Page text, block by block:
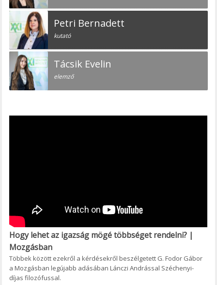
Petri Bernadett
kutató
Tácsik Evelin
elemző
Hogy lehet az igazság mögé többséget rendelni? |
Mozgásban
Többek között ezekről a kérdésekről beszélgetett G. Fodor Gábor
a Mozgásban legújabb adásában Lánczi Andrással Széchenyi-
díjas filozófussal.